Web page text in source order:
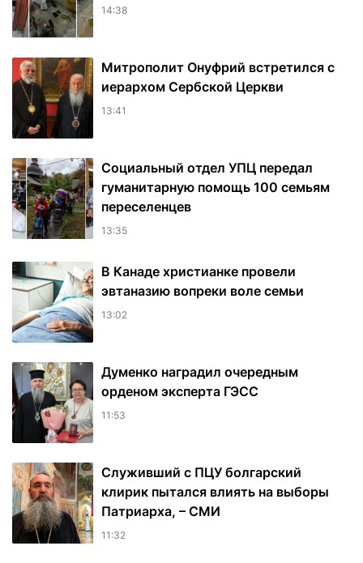
14:38
Митрополит Онуфрий встретился с
иерархом Сербской Церкви
13:41
Социальный отдел УПЦ передал
гуманитарную помощь 100 семьям
переселенцев
13:35
В Канаде христианке провели
эвтаназию вопреки воле семьи
13:02
Думенко наградил очередным
орденом эксперта ГЭСС
11:53
Служивший с ПЦУ болгарский
клирик пытался влиять на выборы
Патриарха, – СМИ
11:32